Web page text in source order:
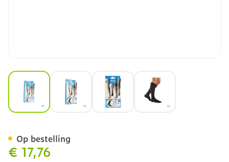
View larger imageView larger imageView larger imageView larger image
€ 17,76
Op bestelling